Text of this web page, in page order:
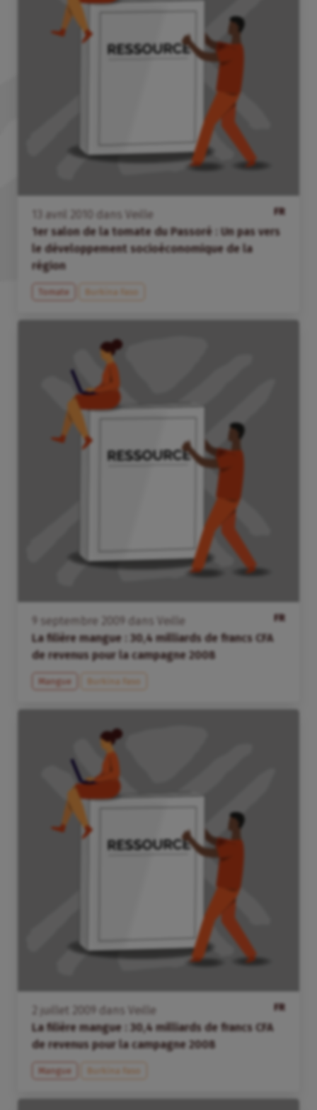
FR
avril dans
Veille
1er salon de la tomate du Passoré : Un pas vers
le développement socioéconomique de la
région
Tomate Burkina Faso
FR
septembre dans
Veille
La filière mangue : 30,4 milliards de francs CFA
de revenus pour la campagne 2008
Mangue Burkina Faso
FR
juillet dans
Veille
La filière mangue : 30,4 milliards de francs CFA
de revenus pour la campagne 2008
Mangue Burkina Faso